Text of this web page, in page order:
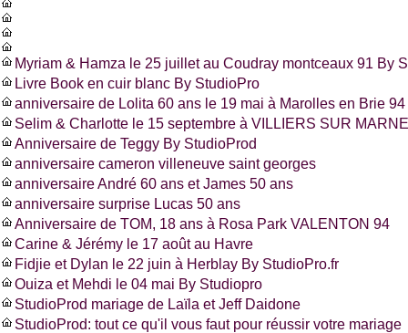
Myriam & Hamza le 25 juillet au Coudray montceaux 91 By
Livre Book en cuir blanc By StudioPro
anniversaire de Lolita 60 ans le 19 mai à Marolles en Brie 94
Selim & Charlotte le 15 septembre à VILLIERS SUR
Anniversaire de Teggy By StudioProd
anniversaire cameron villeneuve saint georges
anniversaire André 60 ans et James 50 ans
anniversaire surprise Lucas 50 ans
Anniversaire de TOM, 18 ans à Rosa Park VALENTON 94
Carine & Jérémy le 17 août au Havre
Fidjie et Dylan le 22 juin à Herblay By StudioPro.fr
Ouiza et Mehdi le 04 mai By Studiopro
StudioProd mariage de Laïla et Jeff Daidone
StudioProd: tout ce qu'il vous faut pour réussir votre mariage